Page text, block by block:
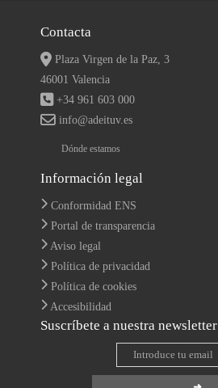
Contacta
Plaza Virgen de la Paz, 3
46001 Valencia
+34 961 603 000
info@adeituv.es
Dónde estamos
Información legal
Conformidad ENS
Portal de transparencia
Aviso legal
Política de privacidad
Política de cookies
Accesibilidad
Suscríbete a nuestra newsletter